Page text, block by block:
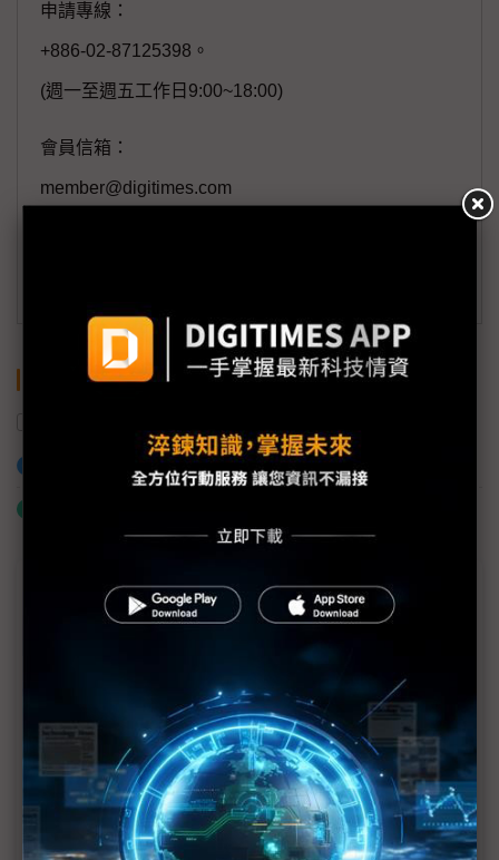
申請專線：
+886-02-87125398。
(週一至週五工作日9:00~18:00)
會員信箱：
member@digitimes.com
關鍵字
加入已選取到「關鍵字追蹤」
近７天熱門報導
MLCC訂單過熱、出貨比創高 村田示警全球AI基
2027全年記憶體產能提前售罄 買家「祕而不
宣」只怕買不夠
英特爾EMIB良率達標 聯發科第2代ASIC產品
2028準時量產